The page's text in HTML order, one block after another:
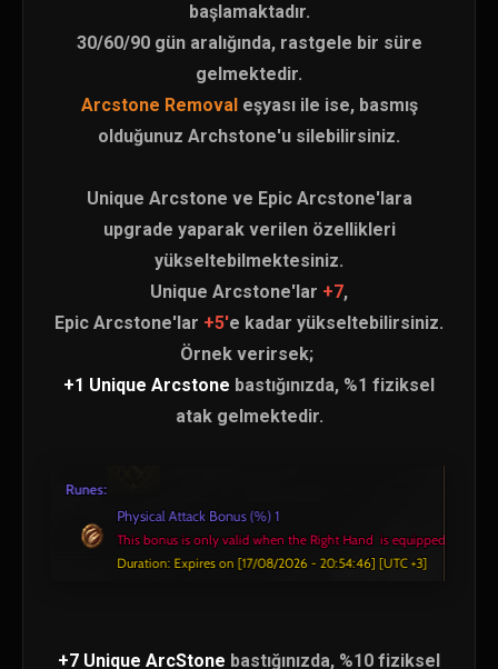
başlamaktadır.
30/60/90 gün aralığında, rastgele bir süre
gelmektedir.
Arcstone Removaleşyası ile ise, basmış
olduğunuz Archstone'u silebilirsiniz.
Unique Arcstone ve Epic Arcstone'lara
upgrade yaparak verilen özellikleri
yükseltebilmektesiniz.
Unique Arcstone'lar +7,
Epic Arcstone'lar +5'e kadar yükseltebilirsiniz.
Örnek verirsek;
+1 Unique Arcstone bastığınızda, %1 fiziksel
atak gelmektedir.
+7 Unique ArcStone bastığınızda, %10 fiziksel